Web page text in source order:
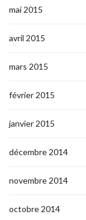
mai 2015
avril 2015
mars 2015
février 2015
janvier 2015
décembre 2014
novembre 2014
octobre 2014